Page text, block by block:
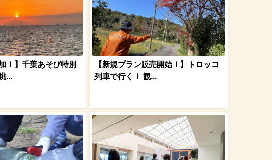
！】千葉あそび特別
...
【新規プラン販売開始！】トロッコ
列車で行く！ 観...